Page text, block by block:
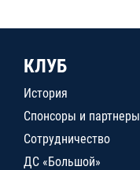
КЛУБ
История
Спонсоры и партнеры
Сотрудничество
ДС «Большой»